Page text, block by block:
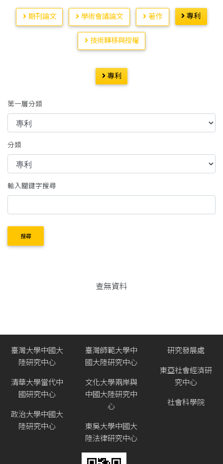
期刊論文 學術會議論文 著作 專利
技術轉移與授權
專利
第一層分類
分類
輸入關鍵字搜尋
搜尋
查無資料
臺灣大學中國大
陸研究中心
清華大學當代中
國研究中心
政治大學中國大
陸研究中心
臺灣師範大學中
國大陸研究中心
文化大學兩岸與
中國大陸研究中
心
東吳大學中國大
陸法律研究中心
研究發展處
東亞社會經濟研
究中心
社會科學院